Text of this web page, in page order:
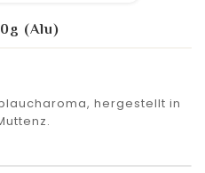
(Alu)
hergestellt in